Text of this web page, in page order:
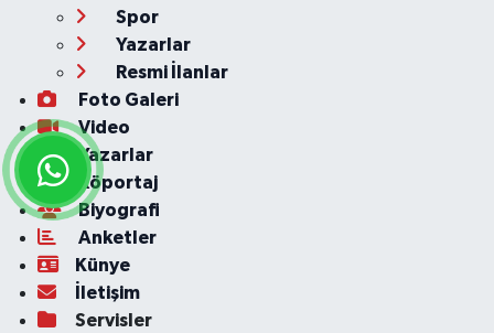
Spor
Yazarlar
Resmi İlanlar
Foto Galeri
Video
Yazarlar
Röportaj
Biyografi
Anketler
Künye
İletişim
Servisler